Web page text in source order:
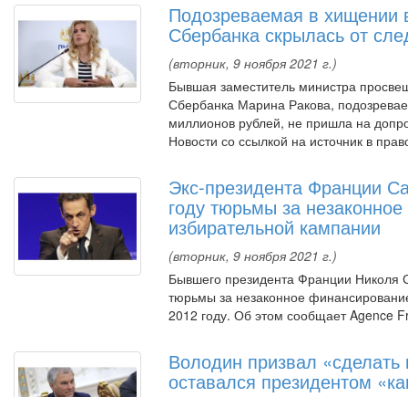
Подозреваемая в хищении
Сбербанка скрылась от
(вторник, 9 ноября 2021 г.)
Бывшая заместитель министра
Сбербанка Марина Ракова,
миллионов рублей, не пришла на
Новости со ссылкой на источник в
Экс-президента Франции
году тюрьмы за
избирательной кампании
(вторник, 9 ноября 2021 г.)
Бывшего президента Франции Николя
тюрьмы за незаконное
2012 году. Об этом сообщает Agence
Володин призвал
оставался президентом